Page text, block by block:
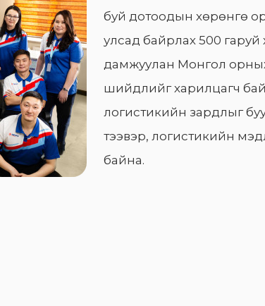
буй дотоодын хөрөнгө
улсад байрлах 500 гаруй
дамжуулан Монгол
шийдлийг харилцагч
логистикийн зардлыг
тээвэр, логистикийн
байна.